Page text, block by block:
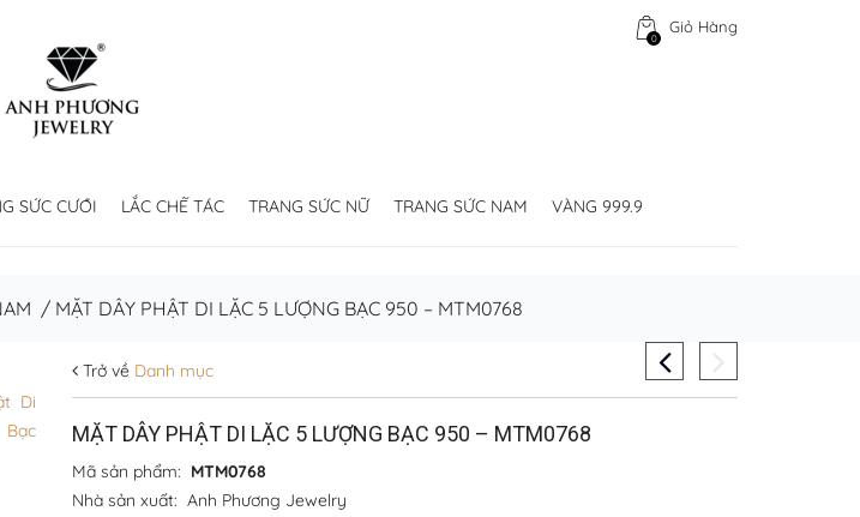
Giỏ Hàng
0
SỨC CƯỚI LẮC CHẾ TÁC TRANG SỨC NỮ TRANG SỨC NAM VÀNG 999.9
/ MẶT DÂY PHẬT DI LẶC 5 LƯỢNG BẠC 950 – MTM0768
Trở về Danh mục
MẶT DÂY PHẬT DI LẶC 5 LƯỢNG BẠC 950 – MTM0768
Mã sản phẩm: MTM0768
Nhà sản xuất: Anh Phương Jewelry